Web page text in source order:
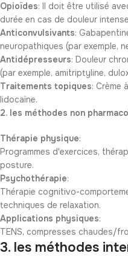
Opioïdes: Il doit être utilisé
durée en cas de douleur
Anticonvulsivants:
neuropathiques (par exemple,
Antidépresseurs: Douleur
(par exemple, amitriptyline,
Traitements topiques: Crème
lidocaïne.
2. les méthodes non
Thérapie physique:
Programmes d'exercices,
posture.
Psychothérapie:
Thérapie cognitivo-
techniques de relaxation.
Applications physiques:
TENS, compresses chaudes/
3. les méthodes